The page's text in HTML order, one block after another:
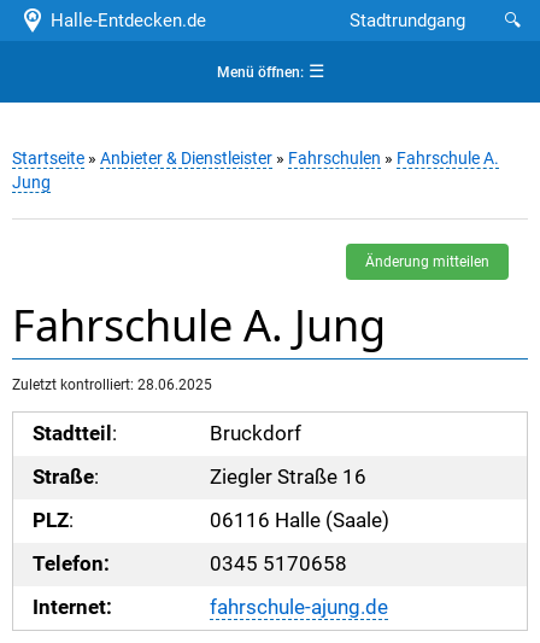
Halle-Entdecken.de 🔍
Stadtrundgang
Menü öffnen:☰
Startseite » Anbieter & Dienstleister » Fahrschulen » Fahrschule A.
Jung
Änderung mitteilen
Fahrschule A. Jung
Zuletzt kontrolliert: 28.06.2025
Stadtteil :
Bruckdorf
Straße:
Ziegler Straße 16
PLZ:
06116 Halle (Saale)
Telefon:
0345 5170658
Internet:
fahrschule-ajung.de